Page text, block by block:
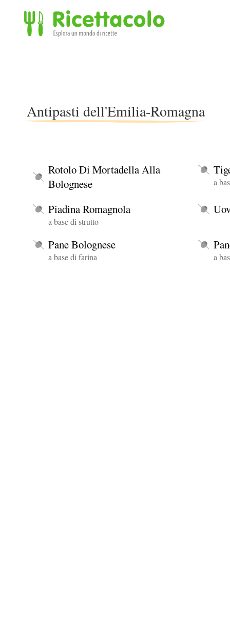
Antipasti dell'Emilia-Romagna
Rotolo Di Mortadella Alla
Bolognese
a
Piadina Romagnola
a base di strutto
Pane Bolognese
a base di farina a